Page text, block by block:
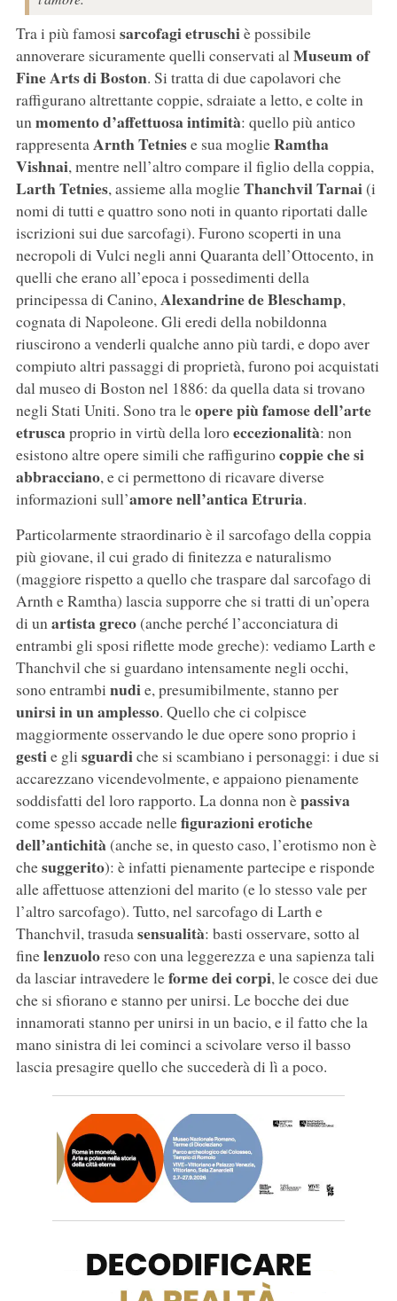
Tra i più famosi sarcofagi etruschiè possibile
annoverare sicuramente quelli conservati alMuseum of
Fine Arts di Boston. Si tratta di due capolavori che
raffigurano altrettante coppie, sdraiate a letto, e colte in
unmomento d’affettuosa intimità: quello più antico
rappresentaArnth Tetniese sua moglieRamtha
Vishnai, mentre nell’altro compare il figlio della coppia,
Larth Tetnies, assieme alla moglieThanchvil Tarnai(i
nomi di tutti e quattro sono noti in quanto riportati dalle
iscrizioni sui due sarcofagi). Furono scoperti in una
necropoli di Vulci negli anni Quaranta dell’Ottocento, in
quelli che erano all’epoca i possedimenti della
principessa di Canino,Alexandrine de Bleschamp,
cognata di Napoleone. Gli eredi della nobildonna
riuscirono a venderli qualche anno più tardi, e dopo aver
compiuto altri passaggi di proprietà, furono poi acquistati
dal museo di Boston nel 1886: da quella data si trovano
negli Stati Uniti. Sono tra leopere più famose dell’arte
etruscaproprio in virtù della loroeccezionalità: non
esistono altre opere simili che raffigurinocoppie che si
abbracciano, e ci permettono di ricavare diverse
informazioni sull’amore nell’antica Etruria.
Particolarmente straordinario è il sarcofago della coppia
più giovane, il cui grado di finitezza e naturalismo
(maggiore rispetto a quello che traspare dal sarcofago di
Arnth e Ramtha) lascia supporre che si tratti di un’opera
di unartista greco(anche perché l’acconciatura di
entrambi gli sposi riflette mode greche): vediamo Larth e
Thanchvil che si guardano intensamente negli occhi,
sono entrambi nudie, presumibilmente, stanno per
unirsi in un amplesso. Quello che ci colpisce
maggiormente osservando le due opere sono proprio i
gestie gli sguardiche si scambiano i personaggi: i due si
accarezzano vicendevolmente, e appaiono pienamente
soddisfatti del loro rapporto. La donna non èpassiva
come spesso accade nellefigurazioni erotiche
dell’antichità(anche se, in questo caso, l’erotismo non è
chesuggerito): è infatti pienamente partecipe e risponde
alle affettuose attenzioni del marito (e lo stesso vale per
l’altro sarcofago). Tutto, nel sarcofago di Larth e
Thanchvil, trasudasensualità: basti osservare, sotto al
finelenzuoloreso con una leggerezza e una sapienza tali
da lasciar intravedere leforme dei corpi, le cosce dei due
che si sfiorano e stanno per unirsi. Le bocche dei due
innamorati stanno per unirsi in un bacio, e il fatto che la
mano sinistra di lei cominci a scivolare verso il basso
lascia presagire quello che succederà di lì a poco.